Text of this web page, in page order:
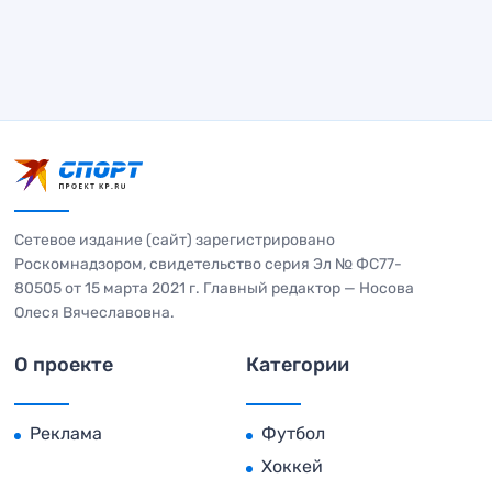
Сетевое издание (сайт) зарегистрировано
Роскомнадзором, свидетельство серия Эл № ФС77-
80505 от 15 марта 2021 г. Главный редактор — Носова
Олеся Вячеславовна.
О проекте
Реклама
Категории
Футбол
Хоккей